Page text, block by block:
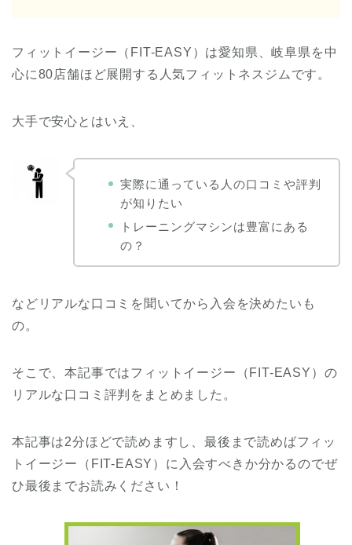
フィットイージー（FIT-EASY）は愛知県、岐阜県を中
心に80店舗ほど展開する人気フィットネスジムです。
大手で安心とはいえ、
実際に通っている人の口コミや評判
が知りたい
トレーニングマシンは豊富にある
の？
などリアルな口コミを聞いてから入会を決めたいも
の。
そこで、本記事ではフィットイージー（FIT-EASY）の
リアルな口コミ評判をまとめました。
本記事は2分ほどで読めますし、最後まで読めばフィッ
トイージー（FIT-EASY）に入会すべきか分かるのでぜ
ひ最後までお読みください！